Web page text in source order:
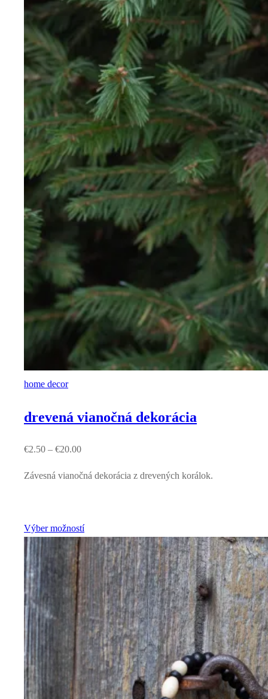
home decor
drevená vianočná dekorácia
€2.50 – €20.00
Závesná vianočná dekorácia z drevených korálok.
Výber možností